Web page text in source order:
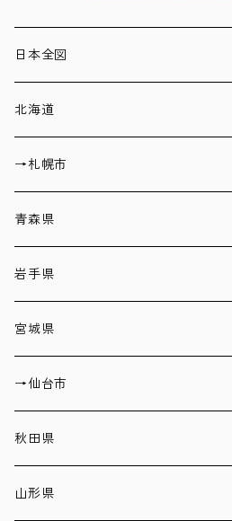
日本全図
北海道
→札幌市
青森県
岩手県
宮城県
→仙台市
秋田県
山形県